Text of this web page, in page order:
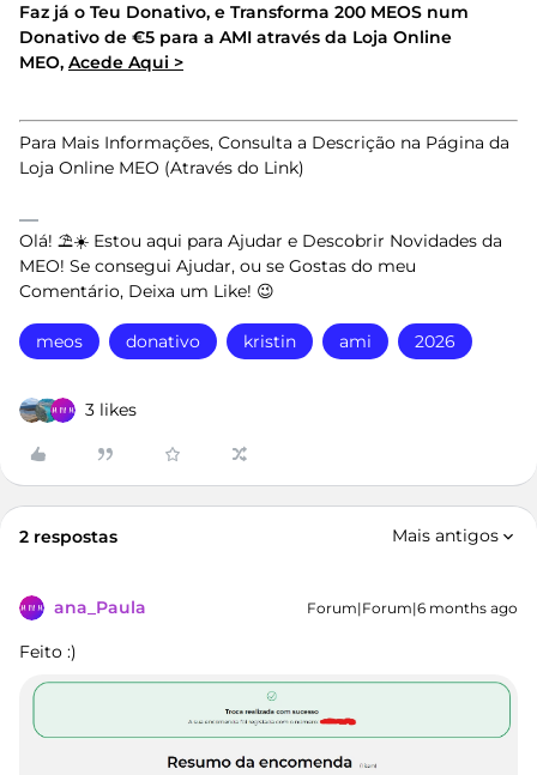
Faz já o Teu Donativo, e Transforma 200 MEOS num
Donativo de €5 para a AMI através da Loja Online
MEO, Acede Aqui >
Para Mais Informações, Consulta a Descrição na Página da
Loja Online MEO (Através do Link)
Olá! ⛱️☀️ Estou aqui para Ajudar e Descobrir Novidades da
MEO! Se consegui Ajudar, ou se Gostas do meu
Comentário, Deixa um Like! 😉
meos donativo kristin ami 2026
3 likes
2 respostas Mais antigos
ana_Paula Forum|Forum|6 months ago
Feito :)